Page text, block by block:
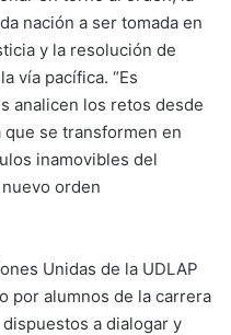
nación a ser tomada en
y la resolución de
vía pacífica. “Es
analicen los retos desde
se transformen en
inamovibles del
orden
Unidas de la UDLAP
por alumnos de la carrera
a dialogar y